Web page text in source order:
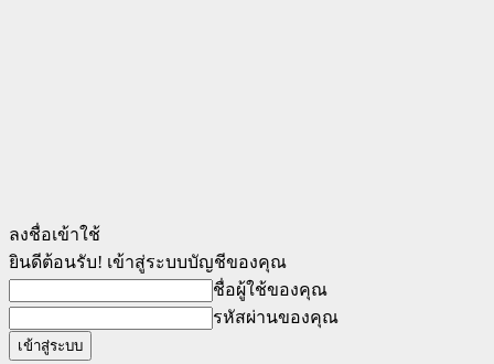
ลงชื่อเข้าใช้
ยินดีต้อนรับ! เข้าสู่ระบบบัญชีของคุณ
ชื่อผู้ใช้ของคุณ
รหัสผ่านของคุณ